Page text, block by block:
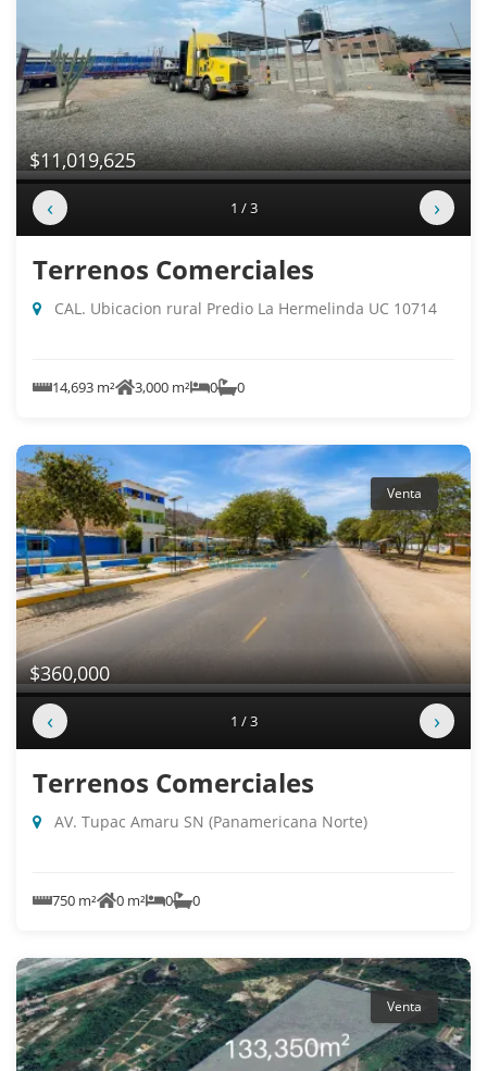
$11,019,625
‹ 1 / 3 ›
Terrenos Comerciales
CAL. Ubicacion rural Predio La Hermelinda UC 10714
14,693 m² 3,000 m² 0 0
Venta
$360,000
‹ 1 / 3 ›
Terrenos Comerciales
AV. Tupac Amaru SN (Panamericana Norte)
750 m² 0 m² 0 0
Venta